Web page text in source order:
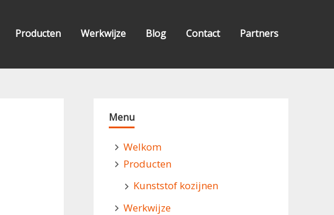
Producten Werkwijze Blog Contact Partners
Menu
Welkom
Producten
Kunststof kozijnen
Werkwijze